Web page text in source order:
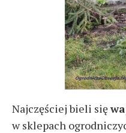
Najczęściej bieli się
w sklepach